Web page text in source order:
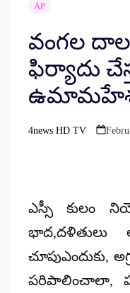
AP
వంగల
ఫిర్యాదు
Posted
4news HD TV
ఎస్సీ కులం
చూపుఎందుకు,
పరిపాలించాలా,